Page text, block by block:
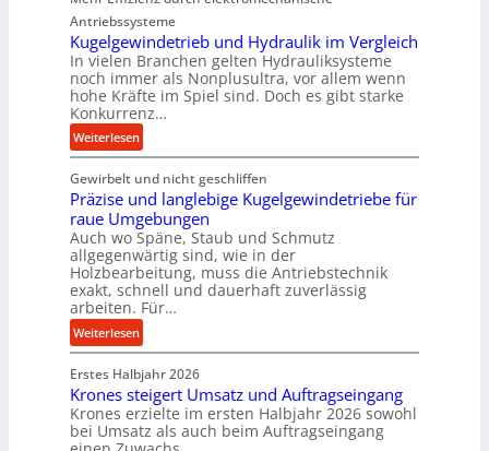
i
e
P
e
r
f
o
r
m
a
n
c
e
b
e
i
m
D
r
ü
c
Antriebssysteme
Kugelgewindetrieb und Hydraulik im Vergleich
In vielen Branchen gelten Hydrauliksysteme
noch immer als Nonplusultra, vor allem wenn
hohe Kräfte im Spiel sind. Doch es gibt starke
Konkurrenz…
Weiterlesen:
K
u
g
e
l
g
e
w
i
n
e
t
r
i
Gewirbelt und nicht geschliffen
Präzise und langlebige Kugelgewindetriebe für
raue Umgebungen
Auch wo Späne, Staub und Schmutz
allgegenwärtig sind, wie in der
Holzbearbeitung, muss die Antriebstechnik
exakt, schnell und dauerhaft zuverlässig
arbeiten. Für…
Weiterlesen:
P
r
ä
z
i
Erstes Halbjahr 2026
Krones steigert Umsatz und Auftragseingang
Krones erzielte im ersten Halbjahr 2026 sowohl
bei Umsatz als auch beim Auftragseingang